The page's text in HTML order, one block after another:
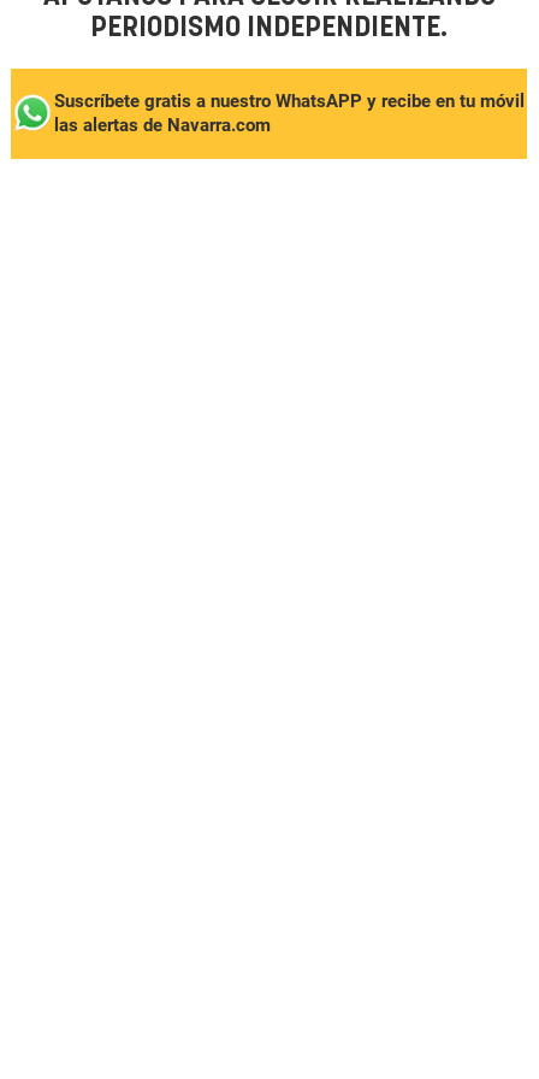
PERIODISMO INDEPENDIENTE.
Suscríbete gratis a nuestro WhatsAPP y recibe en tu móvil
las alertas de Navarra.com